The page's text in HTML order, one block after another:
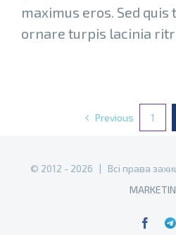
maximus eros. Sed
ornare turpis lacinia
Previous 1
© 2012 - 2026 | Всі права